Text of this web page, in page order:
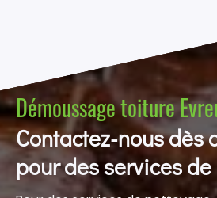
Démoussage toiture
Contactez-nous dès
pour des services